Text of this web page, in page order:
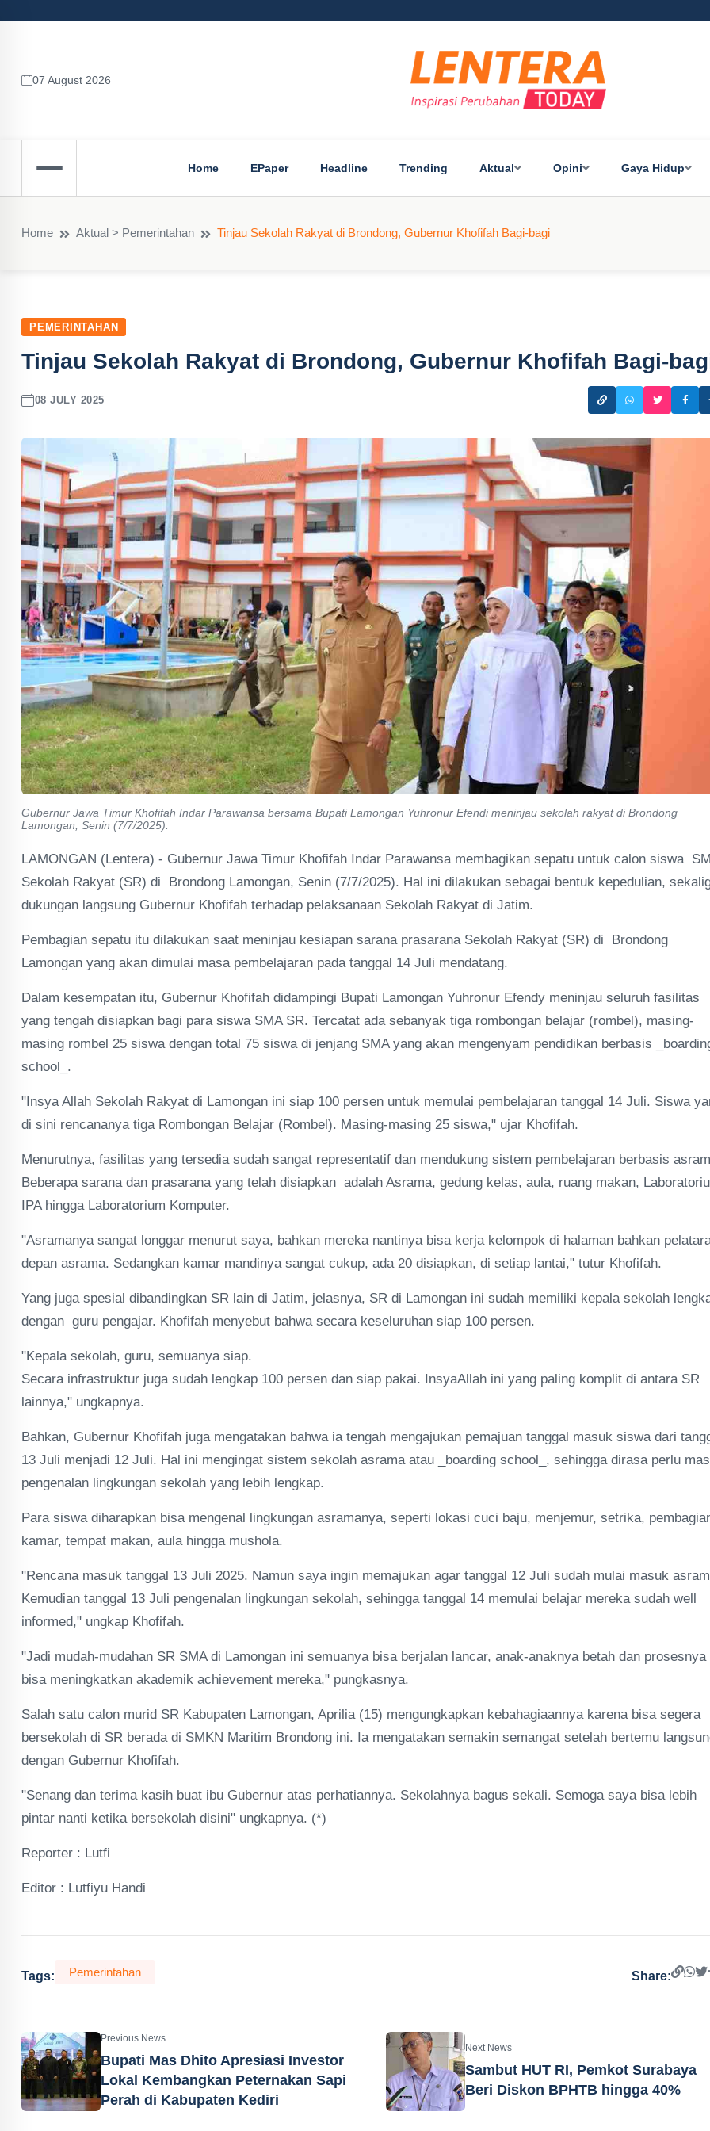
07 August 2026
Home EPaper Headline Trending Aktual Opini Gaya Hidup
Home Aktual > Pemerintahan Tinjau Sekolah Rakyat di Brondong, Gubernur Khofifah Bagi-bagi
PEMERINTAHAN
Tinjau Sekolah Rakyat di Brondong, Gubernur Khofifah Bagi-
08 JULY 2025
Gubernur Jawa Timur Khofifah Indar Parawansa bersama Bupati Lamongan Yuhronur Efendi meninjau sekolah rakyat di Brondong
Lamongan, Senin (7/7/2025).
LAMONGAN (Lentera) - Gubernur Jawa Timur Khofifah Indar Parawansa membagikan sepatu untuk calon siswa
Sekolah Rakyat (SR) di Brondong Lamongan, Senin (7/7/2025). Hal ini dilakukan sebagai bentuk kepedulian,
dukungan langsung Gubernur Khofifah terhadap pelaksanaan Sekolah Rakyat di Jatim.
Pembagian sepatu itu dilakukan saat meninjau kesiapan sarana prasarana Sekolah Rakyat (SR) di Brondong
Lamongan yang akan dimulai masa pembelajaran pada tanggal 14 Juli mendatang.
Dalam kesempatan itu, Gubernur Khofifah didampingi Bupati Lamongan Yuhronur Efendy meninjau seluruh fasilitas
yang tengah disiapkan bagi para siswa SMA SR. Tercatat ada sebanyak tiga rombongan belajar (rombel), masing-
masing rombel 25 siswa dengan total 75 siswa di jenjang SMA yang akan mengenyam pendidikan berbasis
school_.
"Insya Allah Sekolah Rakyat di Lamongan ini siap 100 persen untuk memulai pembelajaran tanggal 14 Juli. Siswa
di sini rencananya tiga Rombongan Belajar (Rombel). Masing-masing 25 siswa," ujar Khofifah.
Menurutnya, fasilitas yang tersedia sudah sangat representatif dan mendukung sistem pembelajaran berbasis
Beberapa sarana dan prasarana yang telah disiapkan adalah Asrama, gedung kelas, aula, ruang makan,
IPA hingga Laboratorium Komputer.
"Asramanya sangat longgar menurut saya, bahkan mereka nantinya bisa kerja kelompok di halaman bahkan
depan asrama. Sedangkan kamar mandinya sangat cukup, ada 20 disiapkan, di setiap lantai," tutur Khofifah.
Yang juga spesial dibandingkan SR lain di Jatim, jelasnya, SR di Lamongan ini sudah memiliki kepala sekolah
dengan guru pengajar. Khofifah menyebut bahwa secara keseluruhan siap 100 persen.
"Kepala sekolah, guru, semuanya siap.
Secara infrastruktur juga sudah lengkap 100 persen dan siap pakai. InsyaAllah ini yang paling komplit di antara SR
lainnya," ungkapnya.
Bahkan, Gubernur Khofifah juga mengatakan bahwa ia tengah mengajukan pemajuan tanggal masuk siswa dari
13 Juli menjadi 12 Juli. Hal ini mengingat sistem sekolah asrama atau _boarding school_, sehingga dirasa perlu
pengenalan lingkungan sekolah yang lebih lengkap.
Para siswa diharapkan bisa mengenal lingkungan asramanya, seperti lokasi cuci baju, menjemur, setrika,
kamar, tempat makan, aula hingga mushola.
"Rencana masuk tanggal 13 Juli 2025. Namun saya ingin memajukan agar tanggal 12 Juli sudah mulai masuk
Kemudian tanggal 13 Juli pengenalan lingkungan sekolah, sehingga tanggal 14 memulai belajar mereka sudah well
informed," ungkap Khofifah.
"Jadi mudah-mudahan SR SMA di Lamongan ini semuanya bisa berjalan lancar, anak-anaknya betah dan prosesnya
bisa meningkatkan akademik achievement mereka," pungkasnya.
Salah satu calon murid SR Kabupaten Lamongan, Aprilia (15) mengungkapkan kebahagiaannya karena bisa segera
bersekolah di SR berada di SMKN Maritim Brondong ini. Ia mengatakan semakin semangat setelah bertemu
dengan Gubernur Khofifah.
"Senang dan terima kasih buat ibu Gubernur atas perhatiannya. Sekolahnya bagus sekali. Semoga saya bisa lebih
pintar nanti ketika bersekolah disini" ungkapnya. (*)
Reporter : Lutfi
Editor : Lutfiyu Handi
Tags: Pemerintahan Share:
Previous News
Bupati Mas Dhito Apresiasi Investor
Lokal Kembangkan Peternakan Sapi
Perah di Kabupaten Kediri
Next News
Sambut HUT RI, Pemkot Surabaya
Beri Diskon BPHTB hingga 40%